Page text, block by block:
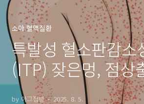
소아 혈액질환
특발성 혈소판감소
(ITP) 잦은멍, 점상
피, 급성 만성 나이
by 아그점빵 2025. 8. 5.